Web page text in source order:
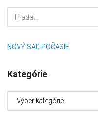
NOVÝ SAD POČASIE
Kategórie